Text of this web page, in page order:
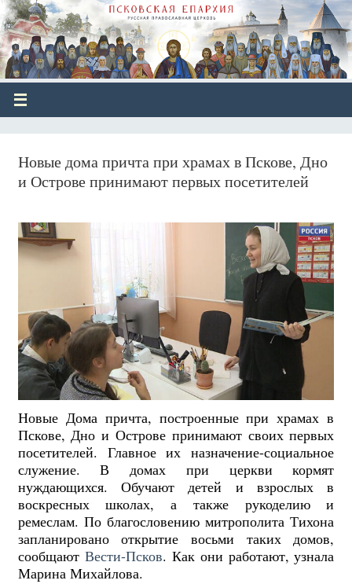
Новые дома причта при храмах в Пскове, Дно
и Острове принимают первых посетителей
Новые Дома причта, построенные при храмах в
Пскове, Дно и Острове принимают своих первых
посетителей. Главное их назначение-социальное
служение. В домах при церкви кормят
нуждающихся. Обучают детей и взрослых в
воскресных школах, а также рукоделию и
ремеслам. По благословению митрополита Тихона
запланировано открытие восьми таких домов,
сообщаютВести-Псков. Как они работают, узнала
Марина Михайлова.